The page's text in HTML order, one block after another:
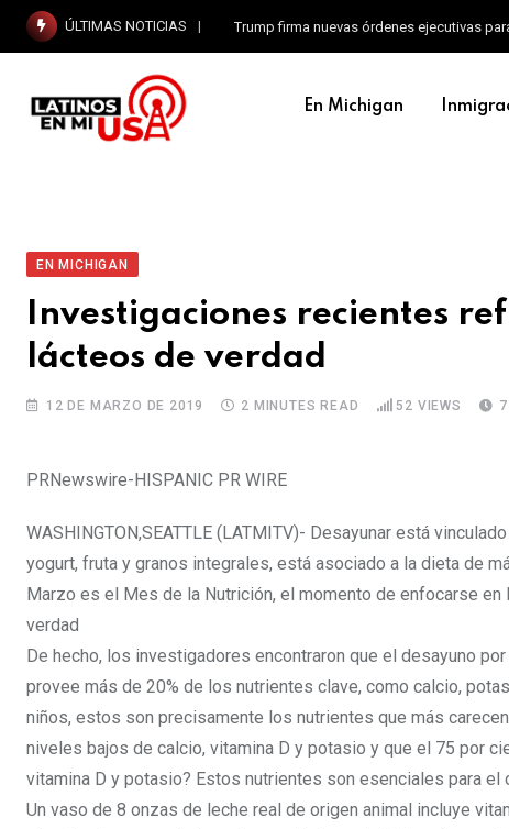
ÚLTIMAS NOTICIAS Trump firma nuevas órdenes ejecutivas
En Michigan
EN MICHIGAN
Investigaciones recientes
lácteos de verdad
12 DE MARZO DE 2019 2 MINUTES READ 52 VIEWS
PRNewswire-HISPANIC PR WIRE
WASHINGTON,SEATTLE (LATMITV)- Desayunar está
yogurt, fruta y granos integrales, está asociado a la dieta de
Marzo es el Mes de la Nutrición, el momento de enfocarse
verdad
De hecho, los investigadores encontraron que el desayuno
provee más de 20% de los nutrientes clave, como calcio,
niños, estos son precisamente los nutrientes que más
niveles bajos de calcio, vitamina D y potasio y que el 75 por
vitamina D y potasio? Estos nutrientes son esenciales para el
Un vaso de 8 onzas de leche real de origen animal incluye